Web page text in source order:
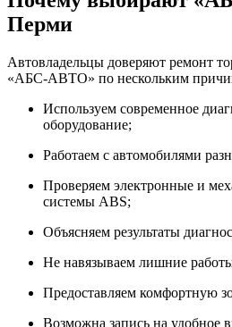
Перми
Автовладельцы доверяют ремонт
«АБС-АВТО» по нескольким
Используем современное
оборудование;
Работаем с автомобилями
Проверяем электронные и
системы ABS;
Объясняем результаты
Не навязываем лишние
Предоставляем комфортную
Возможна запись на удобное